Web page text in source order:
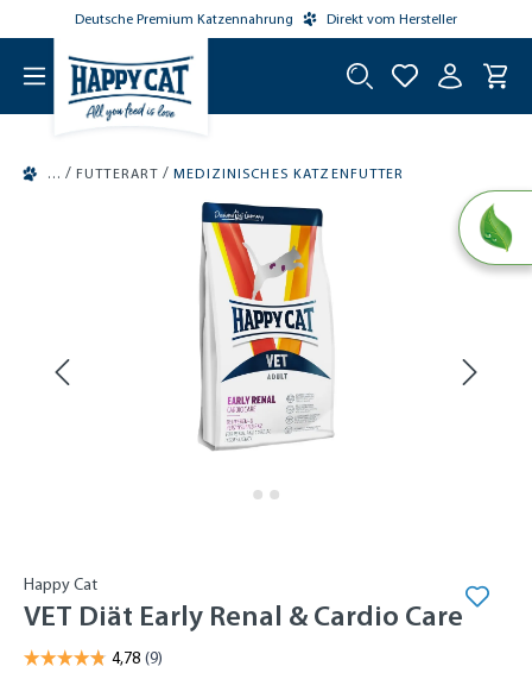
springen
Deutsche Premium Katzennahrung Direkt vom Hersteller
/ FUTTERART / MEDIZINISCHES KATZENFUTTER
Happy Cat
VET Diät Early Renal & Cardio Care